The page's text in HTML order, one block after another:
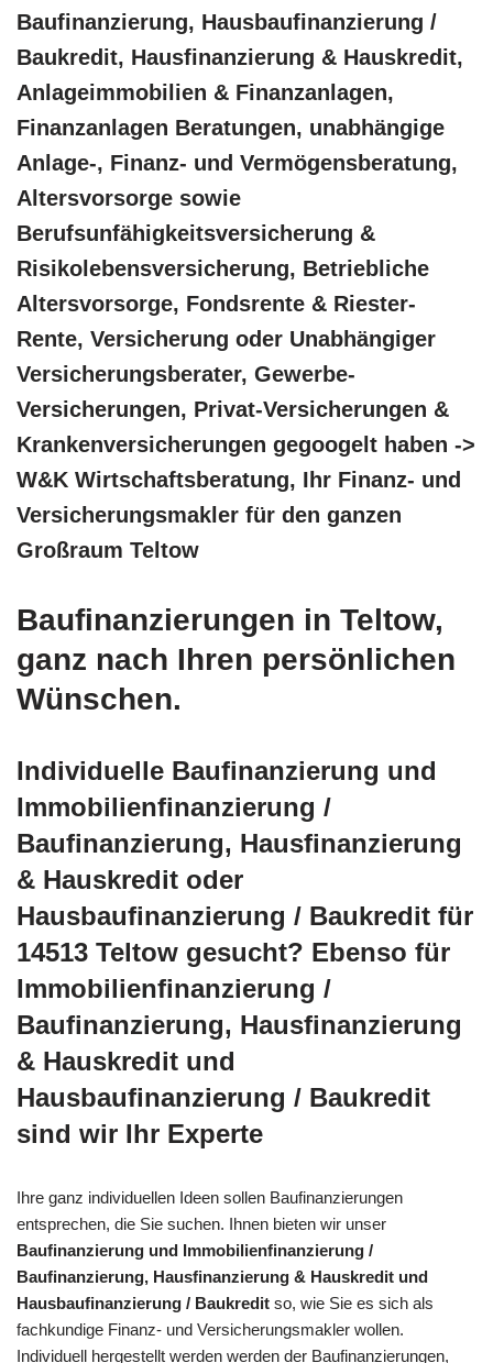
Baufinanzierung, Hausbaufinanzierung /
Baukredit, Hausfinanzierung & Hauskredit,
Anlageimmobilien & Finanzanlagen,
Finanzanlagen Beratungen, unabhängige
Anlage-, Finanz- und Vermögensberatung,
Altersvorsorge sowie
Berufsunfähigkeitsversicherung &
Risikolebensversicherung, Betriebliche
Altersvorsorge, Fondsrente & Riester-
Rente, Versicherung oder Unabhängiger
Versicherungsberater, Gewerbe-
Versicherungen, Privat-Versicherungen &
Krankenversicherungen gegoogelt haben ->
W&K Wirtschaftsberatung, Ihr Finanz- und
Versicherungsmakler für den ganzen
Großraum Teltow
Baufinanzierungen in Teltow,
ganz nach Ihren persönlichen
Wünschen.
Individuelle Baufinanzierung und
Immobilienfinanzierung /
Baufinanzierung, Hausfinanzierung
& Hauskredit oder
Hausbaufinanzierung / Baukredit für
14513 Teltow gesucht? Ebenso für
Immobilienfinanzierung /
Baufinanzierung, Hausfinanzierung
& Hauskredit und
Hausbaufinanzierung / Baukredit
sind wir Ihr Experte
Ihre ganz individuellen Ideen sollen Baufinanzierungen
entsprechen, die Sie suchen. Ihnen bieten wir unser
Baufinanzierung und Immobilienfinanzierung /
Baufinanzierung, Hausfinanzierung & Hauskredit und
Hausbaufinanzierung / Baukredit so, wie Sie es sich als
fachkundige Finanz- und Versicherungsmakler wollen.
Individuell hergestellt werden werden der Baufinanzierungen,